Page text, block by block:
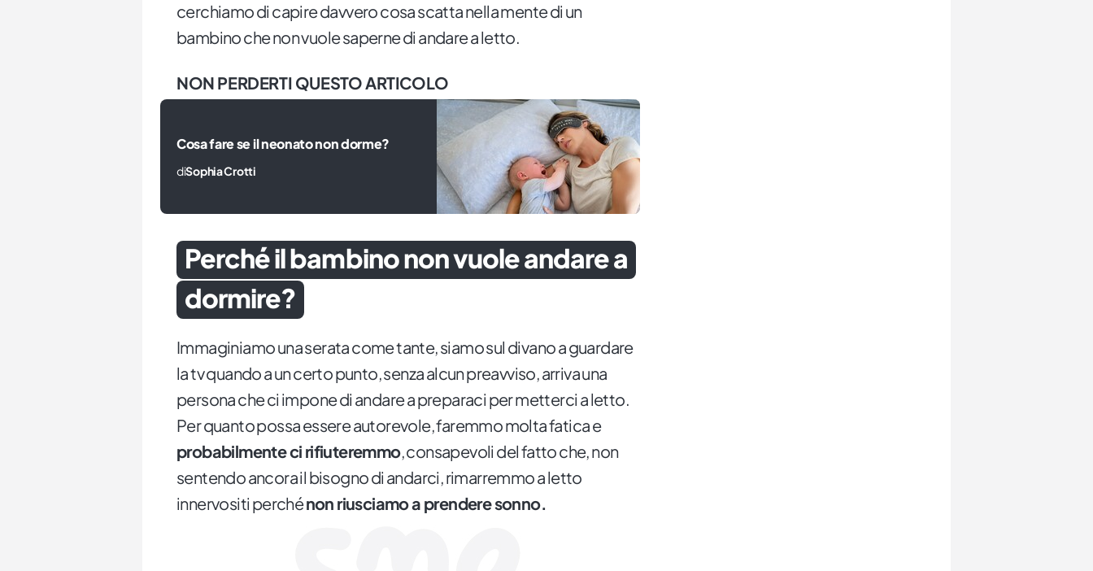
cerchiamo di capire davvero cosa scatta nella mente di un
bambino che non vuole saperne di andare a letto.
NON PERDERTI QUESTO ARTICOLO
Cosa fare se il neonato non dorme?
diSophia Crotti
Perché il bambino non vuole andare a
dormire?
Immaginiamo una serata come tante, siamo sul divano a guardare
la tv quando a un certo punto, senza alcun preavviso, arriva una
persona che ci impone di andare a preparaci per metterci a letto.
Per quanto possa essere autorevole, faremmo molta fatica e
probabilmente ci rifiuteremmo, consapevoli del fatto che, non
sentendo ancora il bisogno di andarci, rimarremmo a letto
innervositi perchénon riusciamo a prendere sonno.